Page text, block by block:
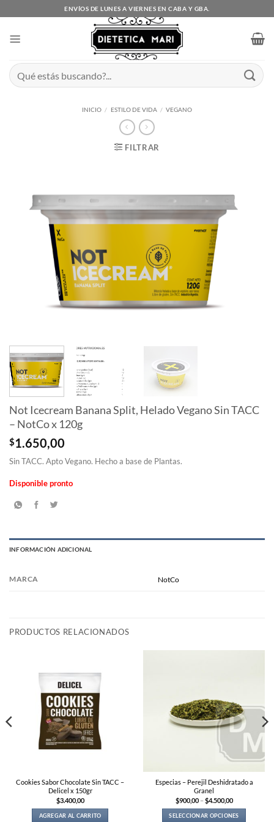
al
ENVÍOS DE LUNES A VIERNES EN CABA Y GBA.
Buscar
por:
INICIO / ESTILO DE VIDA / VEGANO
FILTRAR
Not Icecream Banana Split, Helado Vegano Sin TACC
– NotCo x 120g
$1.650,00
Sin TACC. Apto Vegano. Hecho a base de Plantas.
Disponible pronto
INFORMACIÓN ADICIONAL
MARCA NotCo
PRODUCTOS RELACIONADOS
Cookies Sabor Chocolate Sin TACC –
Delicel x 150gr
$3.400,00
AGREGAR AL CARRITO
Especias – Perejil Deshidratado a
Granel
$900,00 –$4.500,00Price
$900,00
through
SELECCIONAR OPCIONES